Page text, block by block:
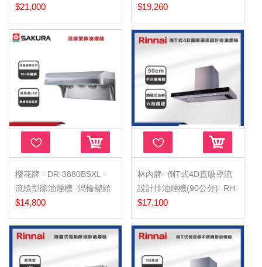
$21,000
兩款尺寸
$19,260
櫻花牌 - DR-3880BSXL -
流線型除油煙機 -渦輪變頻
系列 - 90CM
$14,800
林內牌- 倒T式4D直吸導流
設計排油煙機(90公分)- RH-
9171
$17,100